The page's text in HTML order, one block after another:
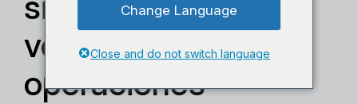
ventas y
operaciones
Change Language
Close and do not switch language